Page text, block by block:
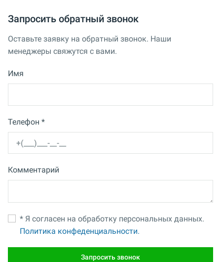
Запросить обратный звонок
Оставьте заявку на обратный звонок. Наши
менеджеры свяжутся с вами.
Имя
Телефон *
Комментарий
* Я согласен на обработку персональных данных.
Политика конфеденциальности.
Запросить звонок